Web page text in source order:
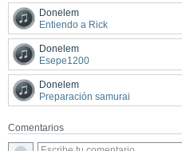
Donelem
Entiendo a Rick
Donelem
Esepe1200
Donelem
Preparación samurai
Comentarios